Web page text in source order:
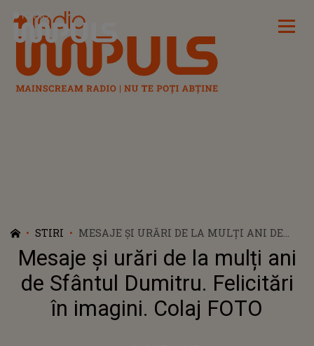
Radio Impuls
STIRI
MESAJE ȘI URĂRI DE LA MULȚI ANI DE
SFÂNTUL DUMITRU. FELICITĂRI ÎN
IMAGINI. COLAJ FOTO
Mesaje și urări de la mulți ani
de Sfântul Dumitru. Felicitări
în imagini. Colaj FOTO